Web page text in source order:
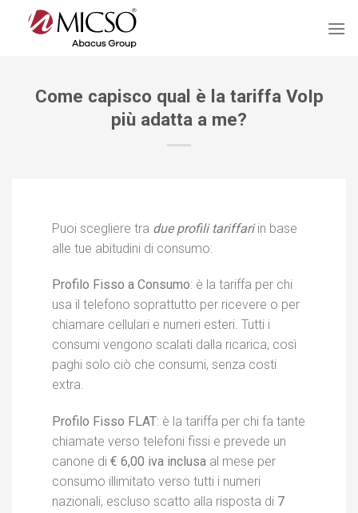
Come capisco qual è la tariffa VoIp
più adatta a me?
Puoi scegliere tra due profili tariffariin base
alle tue abitudini di consumo:
Profilo Fisso a Consumo: è la tariffa per chi
usa il telefono soprattutto per ricevere o per
chiamare cellulari e numeri esteri. Tutti i
consumi vengono scalati dalla ricarica, così
paghi solo ciò che consumi, senza costi
extra.
Profilo Fisso FLAT: è la tariffa per chi fa tante
chiamate verso telefoni fissi e prevede un
canone di € 6,00 iva inclusa al mese per
consumo illimitato verso tutti i numeri
nazionali, escluso scatto alla risposta di 7